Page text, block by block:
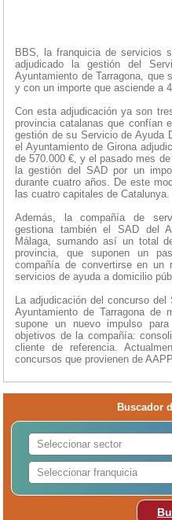
BBS, la franquicia de servicios
adjudicado la gestión del
Ayuntamiento de Tarragona, que
y con un importe que asciende a
Con esta adjudicación ya son
provincia catalanas que confían
gestión de su Servicio de Ayuda
el Ayuntamiento de Girona
de 570.000 €, y el pasado mes
la gestión del SAD por un
durante cuatro años. De este
las cuatro capitales de Catalunya.
Además, la compañía de
gestiona también el SAD del
Málaga, sumando así un total
provincia, que suponen un
compañía de convertirse en un
servicios de ayuda a domicilio
La adjudicación del concurso
Ayuntamiento de Tarragona de
supone un nuevo impulso
objetivos de la compañía:
cliente de referencia.
concursos que provienen de
Buscador